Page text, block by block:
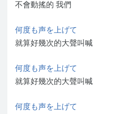
不會動搖的 我們
何度も声を上げて
就算好幾次的大聲叫喊
何度も声を上げて
就算好幾次的大聲叫喊
何度も声を上げて